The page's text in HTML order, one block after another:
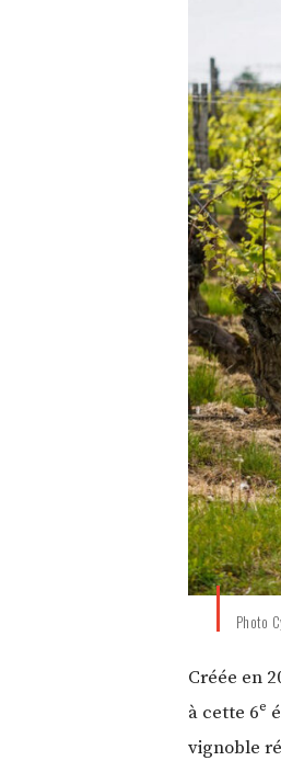
Photo
Créée en
à cette 6ᵉ
vignoble